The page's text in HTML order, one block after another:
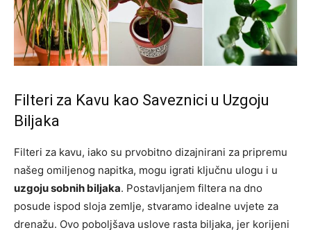
Filteri za Kavu kao Saveznici u Uzgoju
Biljaka
Filteri za kavu, iako su prvobitno dizajnirani za pripremu
našeg omiljenog napitka, mogu igrati ključnu ulogu i u
uzgoju sobnih biljaka. Postavljanjem filtera na dno
posude ispod sloja zemlje, stvaramo idealne uvjete za
drenažu. Ovo poboljšava uslove rasta biljaka, jer korijeni